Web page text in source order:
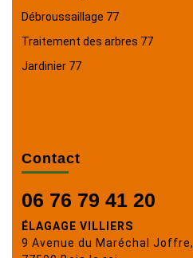
Débroussaillage 77
Traitement des arbres 77
Jardinier 77
Contact
06 76 79 41 20
ÉLAGAGE VILLIERS
9 Avenue du Maréchal Joffre,